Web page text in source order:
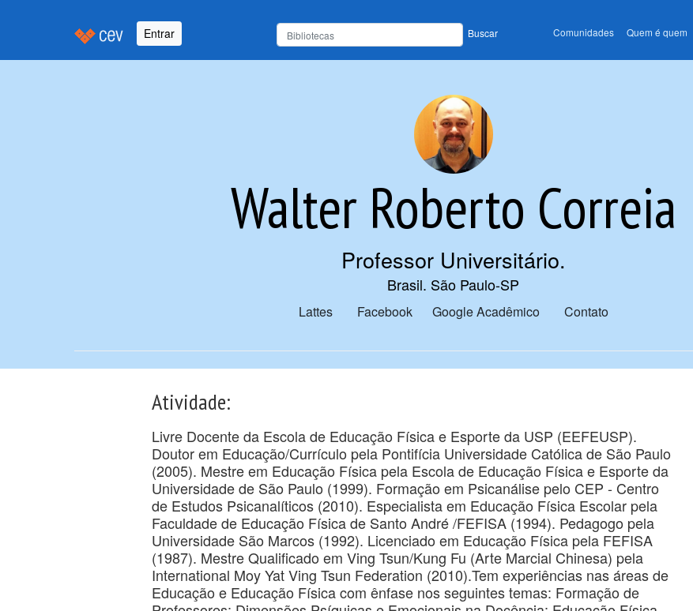
Entrar Buscar Comunidades Quem é quem
Walter Roberto Correia
Professor Universitário.
Brasil. São Paulo-SP
Lattes Facebook Google Acadêmico Contato
Atividade:
Livre Docente da Escola de Educação Física e Esporte da USP (EEFEUSP).
Doutor em Educação/Currículo pela Pontifícia Universidade Católica de São Paulo
(2005). Mestre em Educação Física pela Escola de Educação Física e Esporte da
Universidade de São Paulo (1999). Formação em Psicanálise pelo CEP - Centro
de Estudos Psicanalíticos (2010). Especialista em Educação Física Escolar pela
Faculdade de Educação Física de Santo André /FEFISA (1994). Pedagogo pela
Universidade São Marcos (1992). Licenciado em Educação Física pela FEFISA
(1987). Mestre Qualificado em Ving Tsun/Kung Fu (Arte Marcial Chinesa) pela
International Moy Yat Ving Tsun Federation (2010).Tem experiências nas áreas de
Educação e Educação Física com ênfase nos seguintes temas: Formação de